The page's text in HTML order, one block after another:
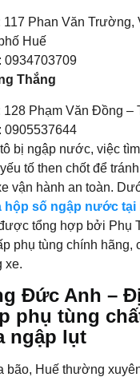
Phan Văn Trường,
Huế
0934703709
Thắng
Phạm Văn Đồng –
0905537644
bị ngập nước, việc
tố then chốt để
vận hành an toàn.
hộp số ngập nước tại
tổng hợp bởi Phụ
phụ tùng chính hãng,
xe.
Đức Anh –
phụ tùng
ngập lụt
bão, Huế thường